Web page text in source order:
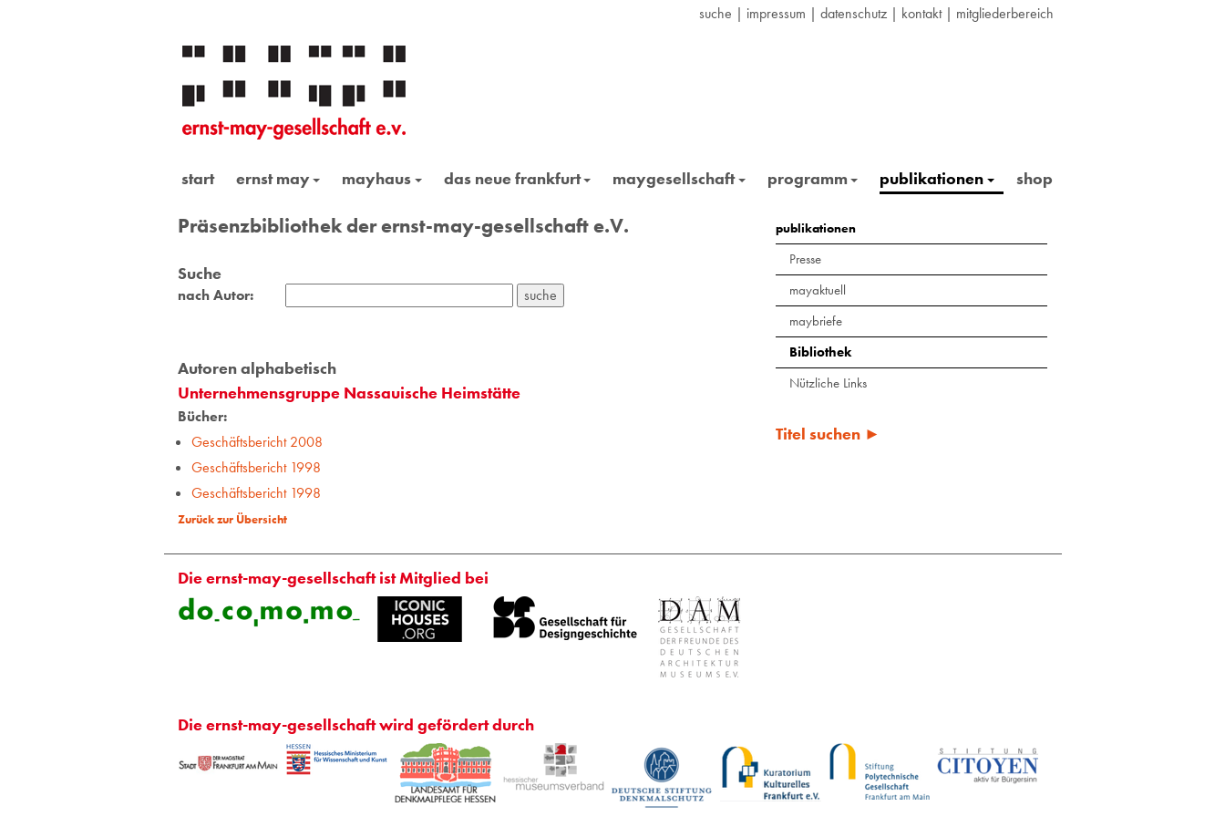
suche | impressum | datenschutz | kontakt| mitgliederbereich
start ernst may mayhaus das neue frankfurt maygesellschaft programm publikationen shop
Präsenzbibliothek der ernst-may-gesellschaft e.V.
Suche
nach Autor:
Autoren alphabetisch
Unternehmensgruppe Nassauische Heimstätte
Bücher:
Geschäftsbericht 2008
Geschäftsbericht 1998
Geschäftsbericht 1998
Zurück zur Übersicht
publikationen
Presse
mayaktuell
maybriefe
Bibliothek
Nützliche Links
Titel suchen ►
Die ernst-may-gesellschaft ist Mitglied bei
Die ernst-may-gesellschaft wird gefördert durch